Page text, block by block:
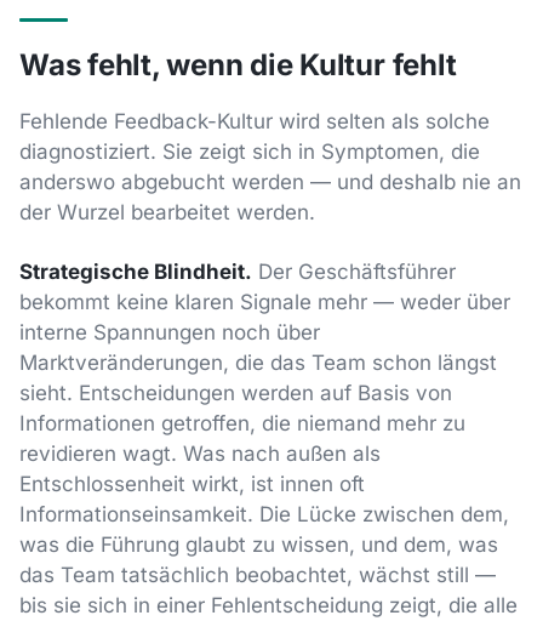
Was fehlt, wenn die Kultur fehlt
Fehlende Feedback-Kultur wird selten als solche
diagnostiziert. Sie zeigt sich in Symptomen, die
anderswo abgebucht werden — und deshalb nie an
der Wurzel bearbeitet werden.
Strategische Blindheit. Der Geschäftsführer
bekommt keine klaren Signale mehr — weder über
interne Spannungen noch über
Marktveränderungen, die das Team schon längst
sieht. Entscheidungen werden auf Basis von
Informationen getroffen, die niemand mehr zu
revidieren wagt. Was nach außen als
Entschlossenheit wirkt, ist innen oft
Informationseinsamkeit. Die Lücke zwischen dem,
was die Führung glaubt zu wissen, und dem, was
das Team tatsächlich beobachtet, wächst still —
bis sie sich in einer Fehlentscheidung zeigt, die alle